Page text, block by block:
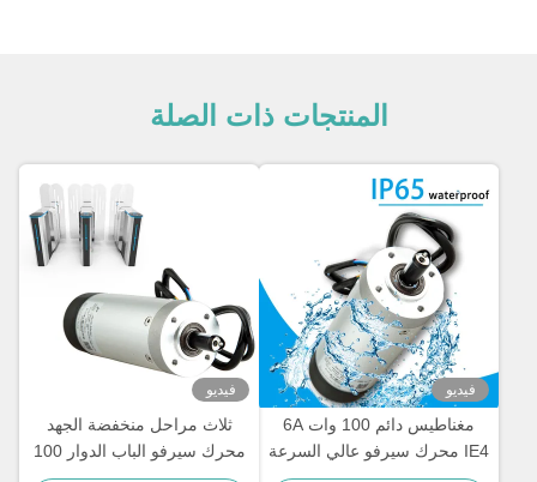
المنتجات ذات الصلة
فيديو
مغناطيس دائم 100 وات 6A
IE4 محرك سيرفو عالي السرعة
23N.M عزم الدوران
فيديو
ثلاث مراحل منخفضة الجهد
محرك سيرفو الباب الدوار 100
واط 1.3 كجم